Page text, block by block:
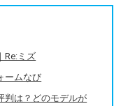
Re:ミズ
ームなび
判は？どのモデルが